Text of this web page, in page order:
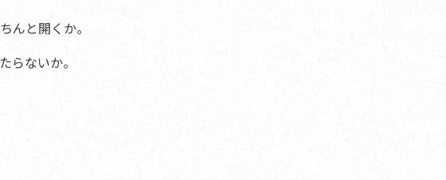
んと開くか。
らないか。